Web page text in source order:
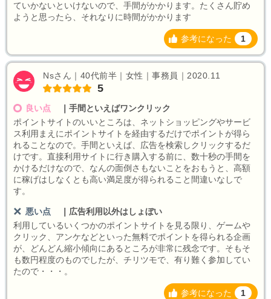
ていかないといけないので、手間がかかります。たくさん貯め
ようと思ったら、それなりに時間がかかります
参考になった 1
Nsさん｜40代前半｜女性｜事務員｜2020.11
5
良い点
手間といえばワンクリック
ポイントサイトのいいところは、ネットショッピングやサービ
ス利用まえにポイントサイトを経由するだけでポイントが得ら
れることなので。手間といえば、広告を検索しクリックするだ
けです。直接利用サイトに行き購入する前に、数十秒の手間を
かけるだけなので、なんの面倒さもないことをおもうと、高額
に稼げはしなくとも高い満足度が得られること間違いなしで
す。
悪い点
広告利用以外はしょぼい
利用しているいくつかのポイントサイトを見る限り、ゲームや
クリック、アンケなどといった無料でポイントを得られる企画
が、どんどん縮小傾向にあるところが非常に残念です。そもそ
も数円程度のものでしたが、チリツモで、有り難く参加してい
たので・・・。
参考になった 1